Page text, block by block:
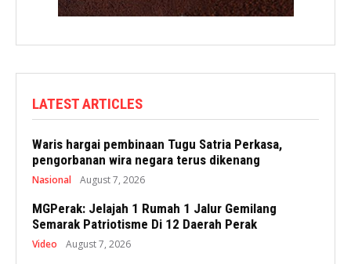
LATEST ARTICLES
Waris hargai pembinaan Tugu Satria Perkasa,
pengorbanan wira negara terus dikenang
Nasional August 7, 2026
MGPerak: Jelajah 1 Rumah 1 Jalur Gemilang
Semarak Patriotisme Di 12 Daerah Perak
Video August 7, 2026